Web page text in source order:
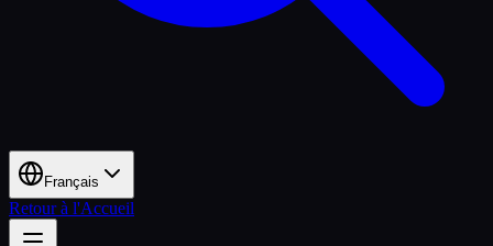
Français
Retour à l'Accueil